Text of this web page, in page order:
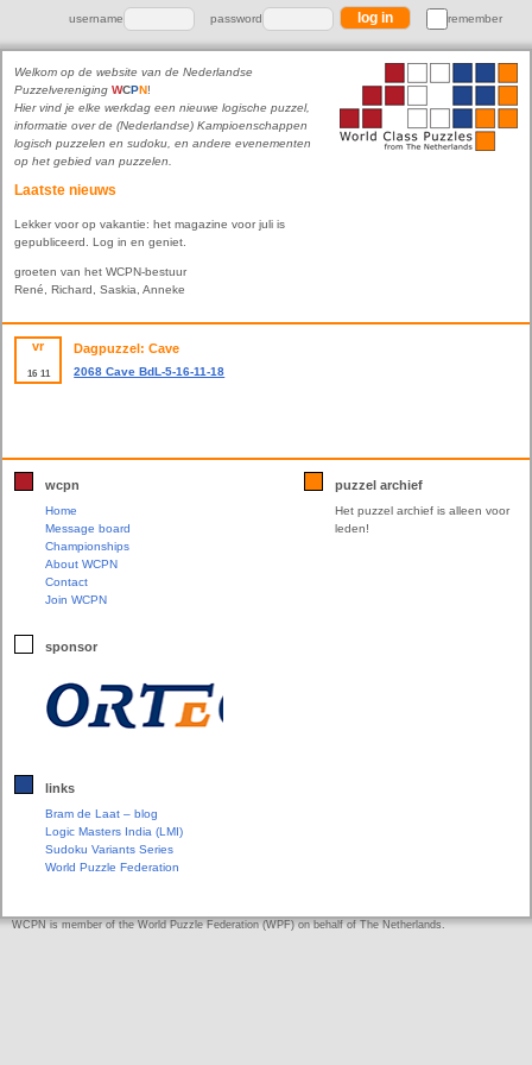
username password remember
Welkom op de website van de Nederlandse
Puzzelvereniging WCPN!
Hier vind je elke werkdag een nieuwe logische puzzel,
informatie over de (Nederlandse) Kampioenschappen
logisch puzzelen en sudoku, en andere evenementen
op het gebied van puzzelen.
Laatste nieuws
Lekker voor op vakantie: het magazine voor juli is
gepubliceerd. Log in en geniet.
groeten van het WCPN-bestuur
René, Richard, Saskia, Anneke
vr
16 11
Dagpuzzel: Cave
2068 Cave BdL-5-16-11-18
wcpn
Home
Message board
Championships
About WCPN
Contact
Join WCPN
sponsor
links
Bram de Laat – blog
Logic Masters India (LMI)
Sudoku Variants Series
World Puzzle Federation
puzzel archief
Het puzzel archief is alleen voor
leden!
WCPN is member of the World Puzzle Federation (WPF) on behalf of The Netherlands.